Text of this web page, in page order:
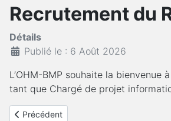
Recrutement du
Détails
Publié le : 6 Août 2026
L’OHM-BMP souhaite la
tant que Chargé de projet
Article précédent : Université populaire
Précédent